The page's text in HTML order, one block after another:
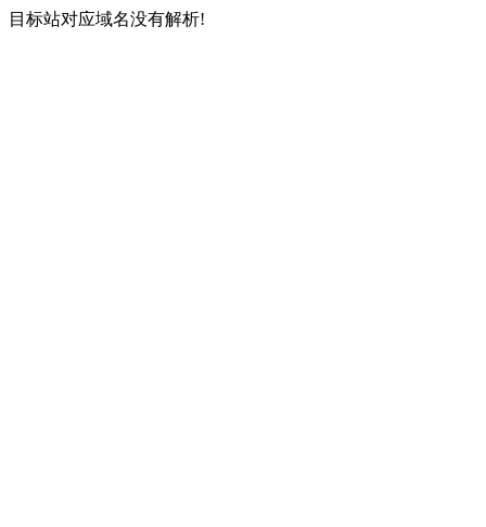
目标站对应域名没有解析!